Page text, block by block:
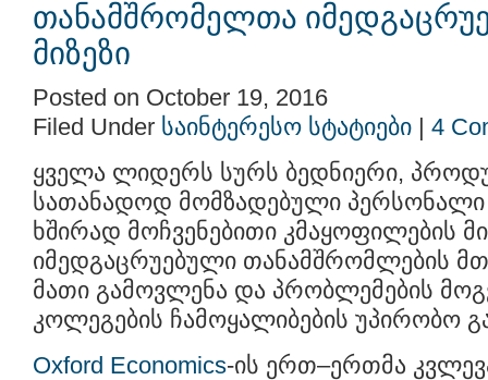
თანამშრომელთა
მიზეზი
Posted on October 19, 2016
Filed Under საინტერესო სტატიები | 4
ყველა ლიდერს სურს ბედნიერი,
სათანადოდ მომზადებული პერსონალი
ხშირად მოჩვენებითი კმაყოფილების
იმედგაცრუებული თანამშრომლების
მათი გამოვლენა და პრობლემების
კოლეგების ჩამოყალიბების უპირობო
Oxford Economics-ის ერთ–ერთმა